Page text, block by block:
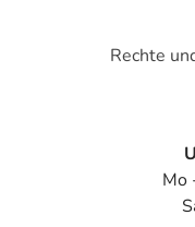
Rechte
Mo